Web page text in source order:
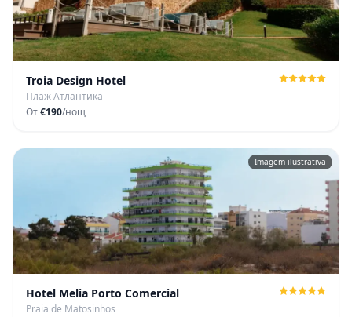
Troia Design Hotel
Плаж Атлантика
От€190/нощ
Imagem ilustrativa
Hotel Melia Porto Comercial
Praia de Matosinhos